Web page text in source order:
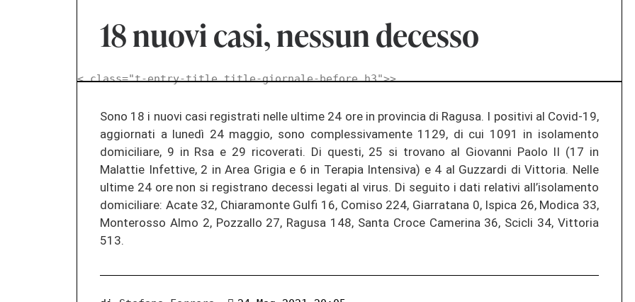
18 nuovi casi, nessun decesso
< class="t-entry-title title-giornale-before h3">>
Sono 18 i nuovi casi registrati nelle ultime 24 ore in provincia di Ragusa. I positivi al Covid-19,
aggiornati a lunedì 24 maggio, sono complessivamente 1129, di cui 1091 in isolamento
domiciliare, 9 in Rsa e 29 ricoverati. Di questi, 25 si trovano al Giovanni Paolo II (17 in
Malattie Infettive, 2 in Area Grigia e 6 in Terapia Intensiva) e 4 al Guzzardi di Vittoria. Nelle
ultime 24 ore non si registrano decessi legati al virus. Di seguito i dati relativi all’isolamento
domiciliare: Acate 32, Chiaramonte Gulfi 16, Comiso 224, Giarratana 0, Ispica 26, Modica 33,
Monterosso Almo 2, Pozzallo 27, Ragusa 148, Santa Croce Camerina 36, Scicli 34, Vittoria
513.